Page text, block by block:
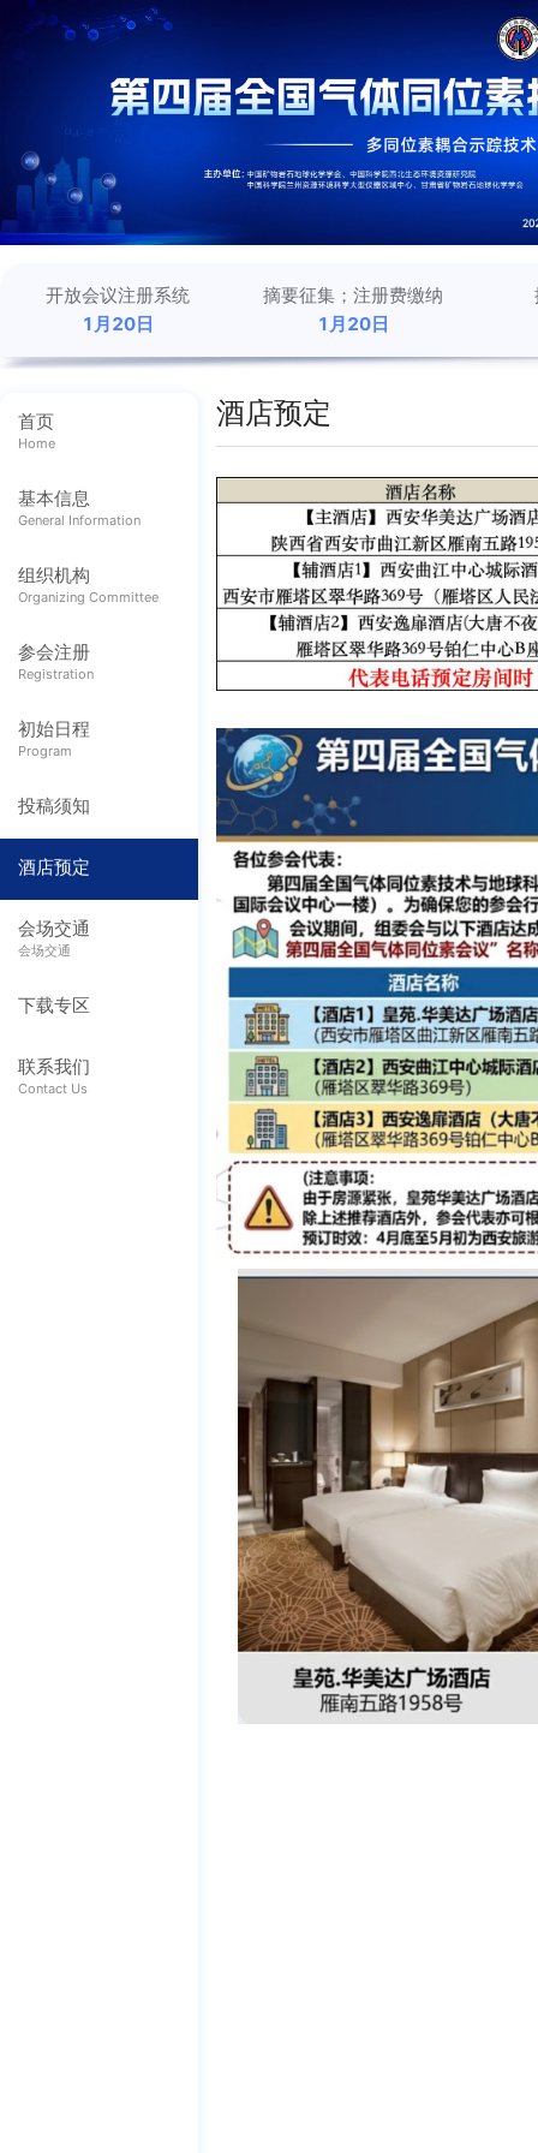
开放会议注册系统
1月20日
摘要征集；注册费缴纳
1月20日
首页
Home
基本信息
General Information
组织机构
Organizing Committee
参会注册
Registration
初始日程
Program
投稿须知
酒店预定
会场交通
会场交通
下载专区
联系我们
Contact Us
酒店预定